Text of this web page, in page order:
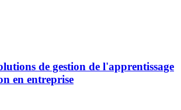
de gestion de l'apprentissage
en entreprise